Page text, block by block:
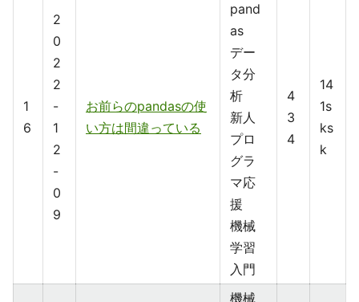
1
6
2
0
2
2
-
1
2
-
0
9
お前らのpandasの使
い方は間違っている
pand
as
デー
タ分
析
新人
プロ
グラ
マ応
援
機械
学習
入門
4
3
4
14
1s
ks
k
機械